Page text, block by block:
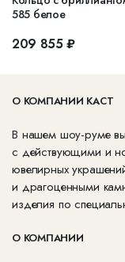
585 белое
209 855 ₽
О КОМПАНИИ КАСТ
В нашем шоу-руме
с действующими и
ювелирных
и драгоценными
изделия по
О КОМПАНИИ